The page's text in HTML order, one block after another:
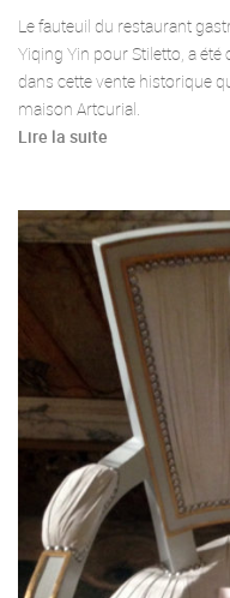
Le fauteuil du restaurant
Yiqing Yin pour Stiletto, a
dans cette vente historique
maison Artcurial.
Lire la suite